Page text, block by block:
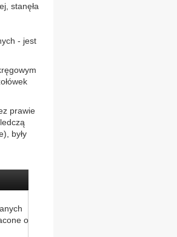
stanęła
- jest
prawie
były
o